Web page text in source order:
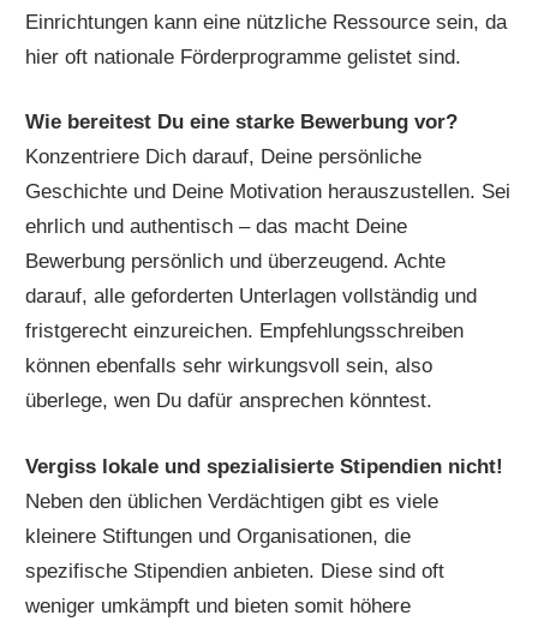
Einrichtungen kann eine nützliche Ressource sein, da
hier oft nationale Förderprogramme gelistet sind.
Wie bereitest Du eine starke Bewerbung vor?
Konzentriere Dich darauf, Deine persönliche
Geschichte und Deine Motivation herauszustellen. Sei
ehrlich und authentisch – das macht Deine
Bewerbung persönlich und überzeugend. Achte
darauf, alle geforderten Unterlagen vollständig und
fristgerecht einzureichen. Empfehlungsschreiben
können ebenfalls sehr wirkungsvoll sein, also
überlege, wen Du dafür ansprechen könntest.
Vergiss lokale und spezialisierte Stipendien nicht!
Neben den üblichen Verdächtigen gibt es viele
kleinere Stiftungen und Organisationen, die
spezifische Stipendien anbieten. Diese sind oft
weniger umkämpft und bieten somit höhere